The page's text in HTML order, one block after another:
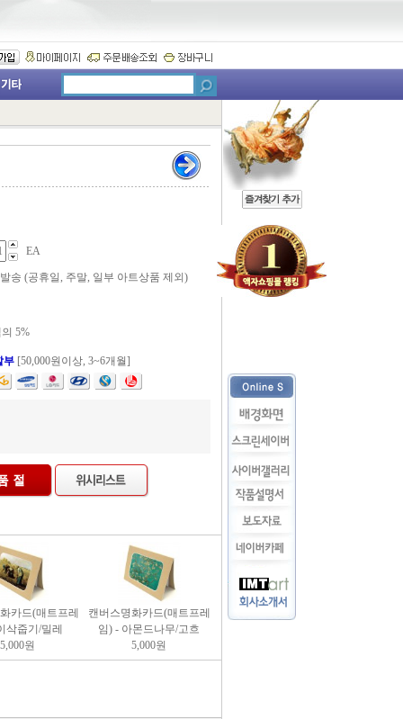
EA
송 (공휴일, 주말, 일부 아트상품 제외)
5%
부 [50,000원이상, 3~6개월]
카드(매트프레
삭줍기/밀레
캔버스명화카드(매트프레
임) - 아몬드나무/고흐
5,000원 5,000원